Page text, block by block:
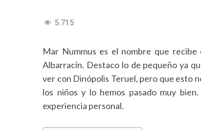
5.715
Mar Nummus es el nombre que
Albarracín. Destaco lo de pequeño ya
ver con Dinópolis Teruel, pero que esto
los niños y lo hemos pasado muy
experiencia personal.